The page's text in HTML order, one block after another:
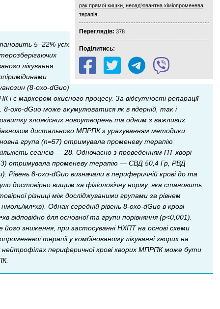
рак прямої кишки неоад’ювантна хіміопроменева
терапія
Переглядів: 378
Поділитись:
5–22% усіх
лікування
(8-oxo-dGuo)
є маркером окисного процесу. За відсутності репарації
oxo-dGuo може акумулюватися як в ядерній, так і
злоякісних новоутворень та одним з важливих
дистального МПРПК з урахуванням методики
група (n=57) отримувала променеву терапію
сеансів — 28. Одночасно з проведенням ПТ хворі
отримувала променеву терапію — СВД 50,4 Гр, РВД
Рівень 8-oxo-dGuо визначали в периферичній крові до та
достовірно вищим за фізіологічну норму, яка становить
різниці між досліджуваними групами за рівнем
мл•хв). Однак середній рівень 8-oxo-dGuо в крові
для основної та групи порівняння (р<0,001).
зниження, при застосуванні НХПТ на основі схеми
терапії у комбінованому лікуванні хворих на
нейтрофілах периферичної крові хворих МПРПК може бути